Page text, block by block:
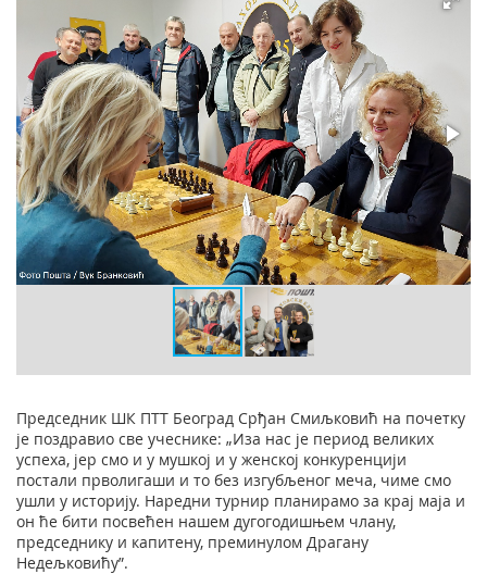
Председник ШК ПТТ Београд Срђан Смиљковић на почетку
је поздравио све учеснике: „Иза нас је период великих
успеха, јер смо и у мушкој и у женској конкуренцији
постали прволигаши и то без изгубљеног меча, чиме смо
ушли у историју. Наредни турнир планирамо за крај маја и
он ће бити посвећен нашем дугогодишњем члану,
председнику и капитену, преминулом Драгану
Недељковићу”.